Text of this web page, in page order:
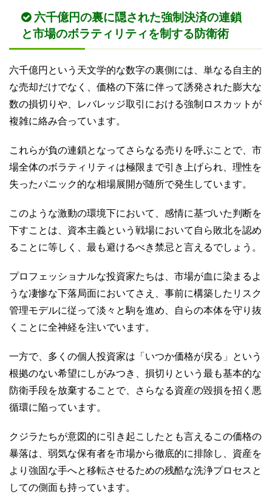
六千億円の裏に隠された強制決済の連鎖
と市場のボラティリティを制する防衛術
六千億円という天文学的な数字の裏側には、単なる自主的
な売却だけでなく、価格の下落に伴って誘発された膨大な
数の損切りや、レバレッジ取引における強制ロスカットが
複雑に絡み合っています。
これらが負の連鎖となってさらなる売りを呼ぶことで、市
場全体のボラティリティは極限まで引き上げられ、理性を
失ったパニック的な相場展開が随所で発生しています。
このような激動の環境下において、感情に基づいた判断を
下すことは、資本主義という戦場において自ら敗北を認め
ることに等しく、最も避けるべき禁忌と言えるでしょう。
プロフェッショナルな投資家たちは、市場が血に染まるよ
うな凄惨な下落局面においてさえ、事前に構築したリスク
管理モデルに従って淡々と駒を進め、自らの本体を守り抜
くことに全神経を注いでいます。
一方で、多くの個人投資家は「いつか価格が戻る」という
根拠のない希望にしがみつき、損切りという最も基本的な
防衛手段を放棄することで、さらなる資産の毀損を招く悪
循環に陥っています。
クジラたちが意図的に引き起こしたとも言えるこの価格の
暴落は、弱気な保有者を市場から徹底的に排除し、資産を
より強固な手へと移転させるための残酷な洗浄プロセスと
しての側面も持っています。